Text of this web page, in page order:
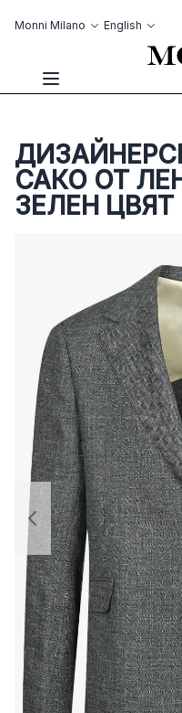
Monni Milano Language
English
Toggle Nav
САКО ОТ
ЗЕЛЕН ЦВЯТ